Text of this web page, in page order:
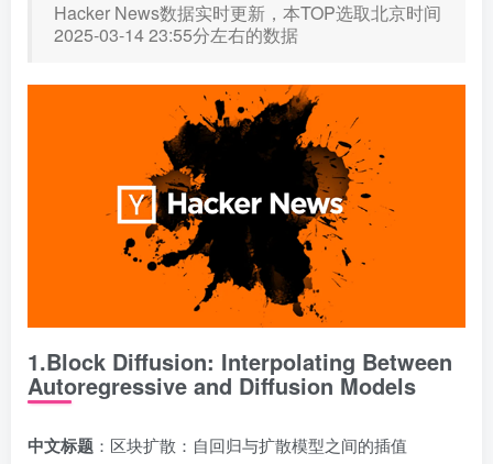
Hacker News数据实时更新，本TOP选取北京时间
2025-03-14 23:55分左右的数据
1.Block Diffusion: Interpolating Between
Autoregressive and Diffusion Models
中文标题 ：区块扩散：自回归与扩散模型之间的插值